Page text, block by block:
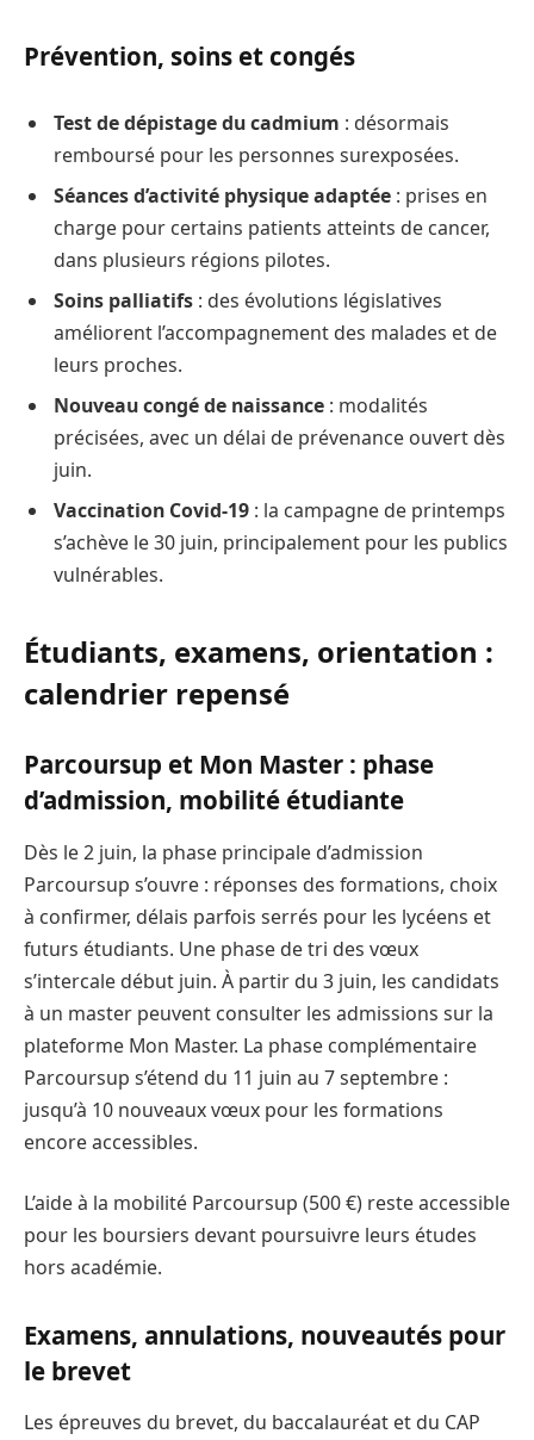
Prévention, soins et congés
Test de dépistage du cadmium : désormais
remboursé pour les personnes surexposées.
Séances d’activité physique adaptée : prises en
charge pour certains patients atteints de cancer,
dans plusieurs régions pilotes.
Soins palliatifs : des évolutions législatives
améliorent l’accompagnement des malades et de
leurs proches.
Nouveau congé de naissance : modalités
précisées, avec un délai de prévenance ouvert dès
juin.
Vaccination Covid-19 : la campagne de printemps
s’achève le 30 juin, principalement pour les publics
vulnérables.
Étudiants, examens, orientation :
calendrier repensé
Parcoursup et Mon Master : phase
d’admission, mobilité étudiante
Dès le 2 juin, la phase principale d’admission
Parcoursup s’ouvre : réponses des formations, choix
à confirmer, délais parfois serrés pour les lycéens et
futurs étudiants. Une phase de tri des vœux
s’intercale début juin. À partir du 3 juin, les candidats
à un master peuvent consulter les admissions sur la
plateforme Mon Master. La phase complémentaire
Parcoursup s’étend du 11 juin au 7 septembre :
jusqu’à 10 nouveaux vœux pour les formations
encore accessibles.
L’aide à la mobilité Parcoursup (500 €) reste accessible
pour les boursiers devant poursuivre leurs études
hors académie.
Examens, annulations, nouveautés pour
le brevet
Les épreuves du brevet, du baccalauréat et du CAP